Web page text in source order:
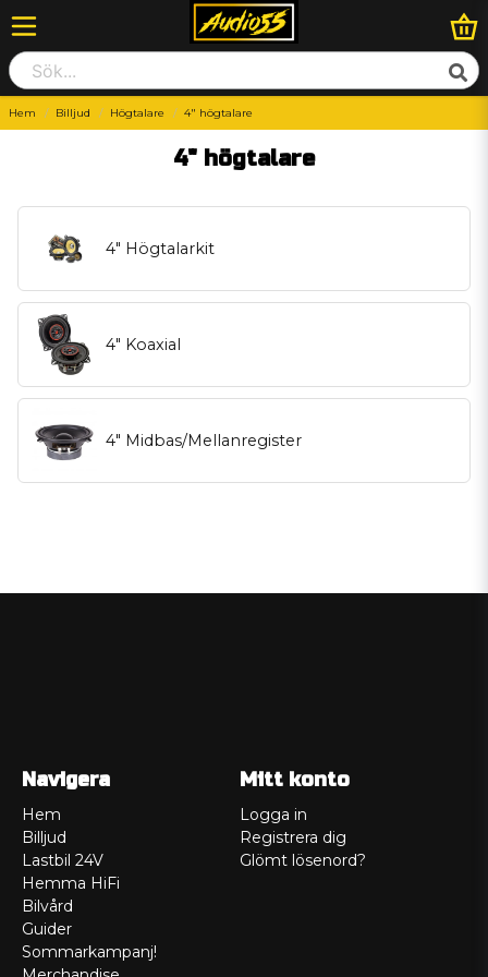
Hem Billjud Högtalare 4" högtalare
4" högtalare
4" Högtalarkit
4" Koaxial
4" Midbas/Mellanregister
Navigera
Hem
Billjud
Lastbil 24V
Hemma HiFi
Bilvård
Guider
Sommarkampanj!
Mitt konto
Logga in
Registrera dig
Glömt lösenord?